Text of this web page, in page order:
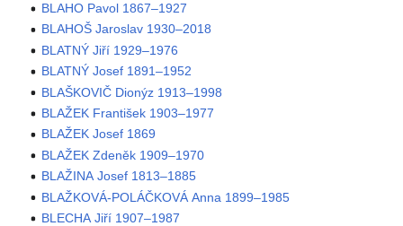
BLAHO Pavol 1867–1927
BLAHOŠ Jaroslav 1930–2018
BLATNÝ Jiří 1929–1976
BLATNÝ Josef 1891–1952
BLAŠKOVIČ Dionýz 1913–1998
BLAŽEK František 1903–1977
BLAŽEK Josef 1869
BLAŽEK Zdeněk 1909–1970
BLAŽINA Josef 1813–1885
BLAŽKOVÁ-POLÁČKOVÁ Anna 1899–1985
BLECHA Jiří 1907–1987